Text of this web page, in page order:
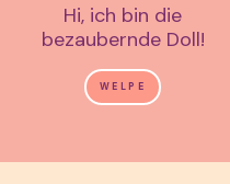
Hi, ich bin die
bezaubernde Doll!
WELPE